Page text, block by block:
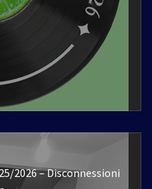
2026 – Disconnessioni